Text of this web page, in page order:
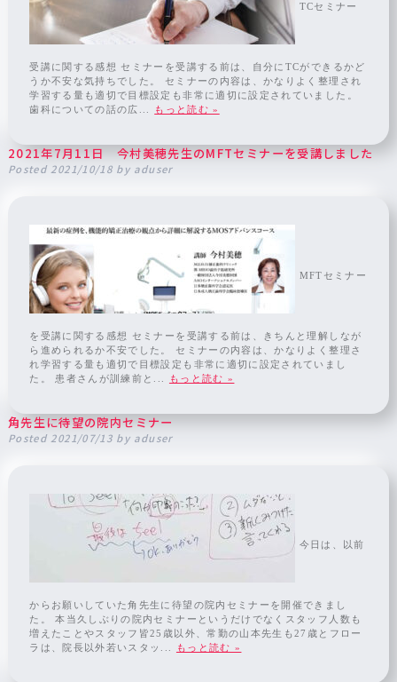
TCセミナー
受講に関する感想 セミナーを受講する前は、自分にTCができるかど
うか不安な気持ちでした。 セミナーの内容は、かなりよく整理され
学習する量も適切で目標設定も非常に適切に設定されていました。
歯科についての話の広...
もっと読む »
2021年7月11日 今村美穂先生のMFTセミナーを受講しました
Posted2021/10/18 by aduser
MFTセミナー
を受講に関する感想 セミナーを受講する前は、きちんと理解しなが
ら進められるか不安でした。 セミナーの内容は、かなりよく整理さ
れ学習する量も適切で目標設定も非常に適切に設定されていまし
た。 患者さんが訓練前と...
もっと読む »
角先生に待望の院内セミナー
Posted2021/07/13 by aduser
今日は、以前
からお願いしていた角先生に待望の院内セミナーを開催できまし
た。 本当久しぶりの院内セミナーというだけでなくスタッフ人数も
増えたことやスタッフ皆25歳以外、常勤の山本先生も27歳とフロー
ラは、院長以外若いスタッ...
もっと読む »